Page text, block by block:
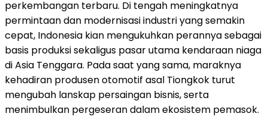
perkembangan terbaru. Di tengah meningkatnya
permintaan dan modernisasi industri yang semakin
cepat, Indonesia kian mengukuhkan perannya sebagai
basis produksi sekaligus pasar utama kendaraan niaga
di Asia Tenggara. Pada saat yang sama, maraknya
kehadiran produsen otomotif asal Tiongkok turut
mengubah lanskap persaingan bisnis, serta
menimbulkan pergeseran dalam ekosistem pemasok.